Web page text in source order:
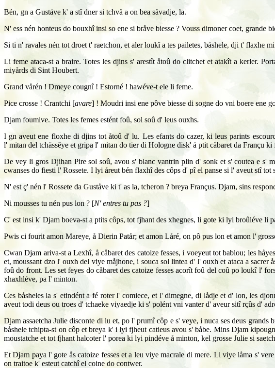
Bén, gn a Guståve k' a stî dner si tchvå a on bea såvadje, la.
N' ess nén honteus do bouxhî insi so ene si bråve biesse ? Vouss dimoner coet, grande
Si ti n' ravales nén tot droet t' raetchon, et aler loukî a tes pailetes, båshele, dji t' flaxhe
Li feme ataca-st a braire. Totes les djins s' arestît åtoû do clitchet et atakît a kerler.
miyårds di Sint Houbert.
Grand vårén ! Dmeye cougnî ! Estorné ! hawéve-t ele li feme.
Pice crosse ! Crantchi [avare] ! Moudri insi ene pôve biesse di sogne do vni boere ene
Djam foumive. Totes les femes estént foû, sol soû d' leus ouxhs.
I gn aveut ene floxhe di djins tot åtoû d' lu. Les efants do cazer, ki leus parints
l' mitan del tchåssêye et gripa l' mitan do tier di Hologne disk' å ptit cåbaret da Françu ki
De vey li gros Djihan Pire sol soû, avou s' blanc vantrin plin d' sonk et s' coutea e s'
cwanses do fiesti l' Rossete. I lyi åreut bén flaxhî des côps d' pî el panse si l' aveut stî tot
N' est ç' nén l' Rossete da Guståve ki t' as la, tcheron ? breya Françus. Djam, sins
Ni mousses tu nén pus lon ? [N' entres tu pas ?]
C' est insi k' Djam boeva-st a ptits côps, tot fjhant des xhegnes, li gote ki lyi broûléve li
Pwis ci fourit amon Mareye, å Dierin Patår; et amon Låré, on pô pus lon et amon l'
Cwan Djam ariva-st a Lexhî, å cåbaret des catoize fesses, i voeyeut tot bablou; les
et, moussant dzo l' ouxh del viye måjhone, i souca sol lintea d' l' ouxh et ataca a
foû do front. Les set feyes do cåbaret des catoize fesses acorît foû del coû po loukî l'
xhaxhléve, pa l' minton.
Ces båsheles la s' etindént a fé roter l' comiece, et l' dimegne, di lådje et d' lon, les
aveut todi deus ou troes d' tchaeke viyaedje ki s' polént vni vanter d' aveur sitî rçûs d'
Djam assaetcha Julie disconte di lu et, po l' prumî côp e s' veye, i nuca ses deus grands
båshele tchipta-st on côp et breya k' i lyi fjheut catieus avou s' båbe. Mins Djam
moustatche et tot fjhant halcoter l' porea ki lyi pindéve å minton, kel grosse Julie si
Et Djam paya l' gote ås catoize fesses et a leu viye macrale di mere. Li viye låma s'
on traitoe k' esteut catchî el coine do contwer.